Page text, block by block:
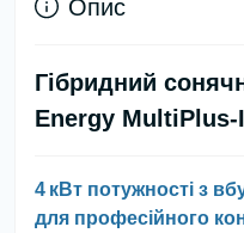
Опис
Гібридний
Energy MultiPlus-
4 кВт потужності з
для професійного